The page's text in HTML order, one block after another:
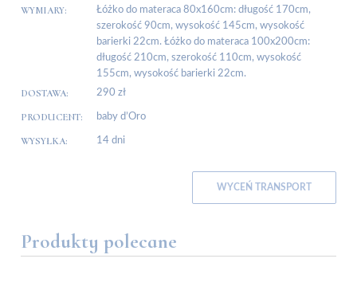
WYMIARY:
Łóżko do materaca 80x160cm: długość 170cm,
szerokość 90cm, wysokość 145cm, wysokość
barierki 22cm. Łóżko do materaca 100x200cm:
długość 210cm, szerokość 110cm, wysokość
155cm, wysokość barierki 22cm.
DOSTAWA: 290 zł
PRODUCENT: baby d’Oro
WYSYŁKA: 14 dni
WYCEŃ TRANSPORT
Produkty polecane